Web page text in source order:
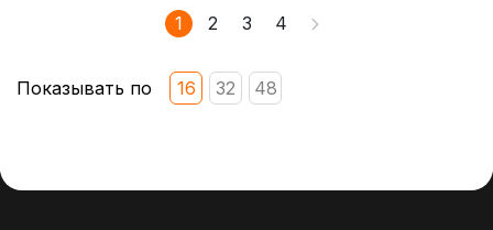
1 2 3 4
Показывать по 16 32 48